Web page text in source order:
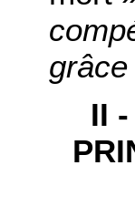
grâce
II